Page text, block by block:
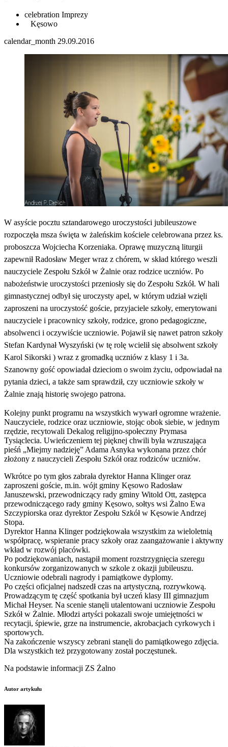
celebration Imprezy
Kęsowo
calendar_month 29.09.2016
W asyście pocztu sztandarowego uroczystości jubileuszowe
rozpoczęła msza święta w żaleńskim kościele celebrowana przez ks.
proboszcza Wojciecha Korzeniaka. Oprawę muzyczną liturgii
zapewnił Radosław Meger wraz z chórem, w skład którego weszli
nauczyciele Zespołu Szkół w Żalnie oraz rodzice uczniów. Po
nabożeństwie uroczystości przeniosły się do Zespołu Szkół. W hali
gimnastycznej odbył się uroczysty apel, w którym udział wzięli
zaproszeni na uroczystość goście, przyjaciele szkoły, emerytowani
nauczyciele i pracownicy szkoły, rodzice, grono pedagogiczne,
absolwenci i oczywiście uczniowie. Pojawił się nawet patron szkoły
Stefan Kardynał Wyszyński (w tę rolę wcielił się absolwent szkoły
Karol Sikorski ) wraz z gromadką uczniów z klasy 1 i 3a.
Szanowny gość opowiadał dzieciom o swoim życiu, odpowiadał na
pytania dzieci, a także sam sprawdził, czy uczniowie szkoły w
Żalnie znają historię swojego patrona.
Kolejny punkt programu na wszystkich wywarł ogromne wrażenie.
Nauczyciele, rodzice oraz uczniowie, stojąc obok siebie, w jednym
rzędzie, recytowali Dekalog religijno-społeczny Prymasa
Tysiąclecia. Uwieńczeniem tej pięknej chwili była wzruszająca
pieśń „Miejmy nadzieję” Adama Asnyka wykonana przez chór
złożony z nauczycieli Zespołu Szkół oraz rodziców uczniów.
Wkrótce po tym głos zabrała dyrektor Hanna Klinger oraz
zaproszeni goście, m.in. wójt gminy Kęsowo Radosław
Januszewski, przewodniczący rady gminy Witold Ott, zastępca
przewodniczącego rady gminy Kęsowo, sołtys wsi Żalno Ewa
Szczypiorska oraz dyrektor Zespołu Szkół w Kęsowie Andrzej
Stopa.
Dyrektor Hanna Klinger podziękowała wszystkim za wieloletnią
współpracę, wspieranie pracy szkoły oraz zaangażowanie i aktywny
wkład w rozwój placówki.
Po podziękowaniach, nastąpił moment rozstrzygnięcia szeregu
konkursów zorganizowanych w szkole z okazji jubileuszu.
Uczniowie odebrali nagrody i pamiątkowe dyplomy.
Po części oficjalnej nadszedł czas na artystyczną, rozrywkową.
Prowadzącym tę część spotkania był uczeń klasy III gimnazjum
Michał Heyser. Na scenie stanęli utalentowani uczniowie Zespołu
Szkół w Żalnie. Młodzi artyści pokazali swoje umiejętności w
recytacji, śpiewie, grze na instrumencie, akrobacjach cyrkowych i
sportowych.
Na zakończenie wszyscy zebrani stanęli do pamiątkowego zdjęcia.
Dla wszystkich też przygotowany został poczęstunek.
Na podstawie informacji ZS Żalno
Autor artykułu